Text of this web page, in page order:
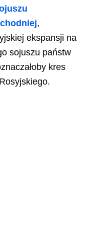
,
ekspansji na
sojuszu państw
kres